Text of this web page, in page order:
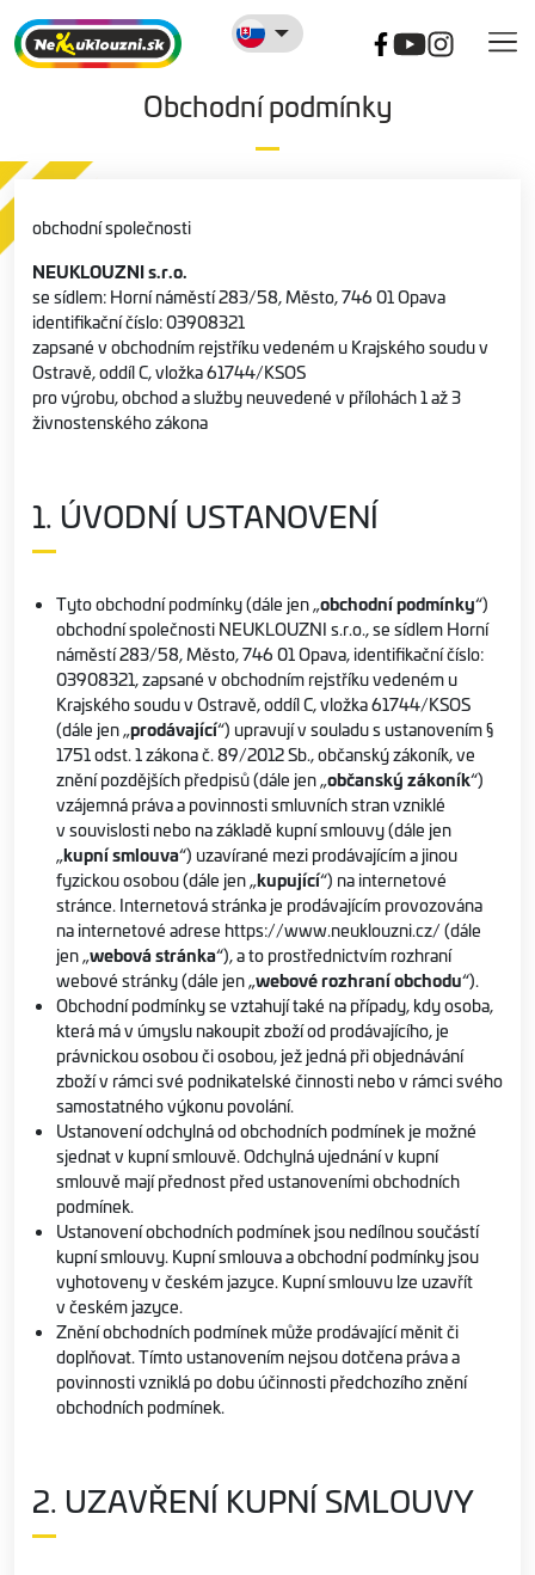
Obchodní podmínky
obchodní společnosti
NEUKLOUZNI s.r.o.
se sídlem: Horní náměstí 283/58, Město, 746 01 Opava
identifikační číslo: 03908321
zapsané v obchodním rejstříku vedeném u Krajského soudu v
Ostravě, oddíl C, vložka 61744/KSOS
pro výrobu, obchod a služby neuvedené v přílohách 1 až 3
živnostenského zákona
1. ÚVODNÍ USTANOVENÍ
Tyto obchodní podmínky (dále jen „obchodní podmínky“)
obchodní společnosti NEUKLOUZNI s.r.o., se sídlem Horní
náměstí 283/58, Město, 746 01 Opava, identifikační číslo:
03908321, zapsané v obchodním rejstříku vedeném u
Krajského soudu v Ostravě, oddíl C, vložka 61744/KSOS
(dále jen „prodávající“) upravují v souladu s ustanovením §
1751 odst. 1 zákona č. 89/2012 Sb., občanský zákoník, ve
znění pozdějších předpisů (dále jen „občanský zákoník“)
vzájemná práva a povinnosti smluvních stran vzniklé
v souvislosti nebo na základě kupní smlouvy (dále jen
„kupní smlouva“) uzavírané mezi prodávajícím a jinou
fyzickou osobou (dále jen „kupující“) na internetové
stránce. Internetová stránka je prodávajícím provozována
na internetové adrese https://www.neuklouzni.cz/ (dále
jen „webová stránka“), a to prostřednictvím rozhraní
webové stránky (dále jen „webové rozhraní obchodu“).
Obchodní podmínky se vztahují také na případy, kdy osoba,
která má v úmyslu nakoupit zboží od prodávajícího, je
právnickou osobou či osobou, jež jedná při objednávání
zboží v rámci své podnikatelské činnosti nebo v rámci svého
samostatného výkonu povolání.
Ustanovení odchylná od obchodních podmínek je možné
sjednat v kupní smlouvě. Odchylná ujednání v kupní
smlouvě mají přednost před ustanoveními obchodních
podmínek.
Ustanovení obchodních podmínek jsou nedílnou součástí
kupní smlouvy. Kupní smlouva a obchodní podmínky jsou
vyhotoveny v českém jazyce. Kupní smlouvu lze uzavřít
v českém jazyce.
Znění obchodních podmínek může prodávající měnit či
doplňovat. Tímto ustanovením nejsou dotčena práva a
povinnosti vzniklá po dobu účinnosti předchozího znění
obchodních podmínek.
2. UZAVŘENÍ KUPNÍ SMLOUVY